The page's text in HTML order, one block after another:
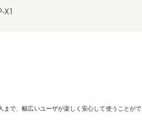
X1
で、幅広いユーザが楽しく安心して使うことがで